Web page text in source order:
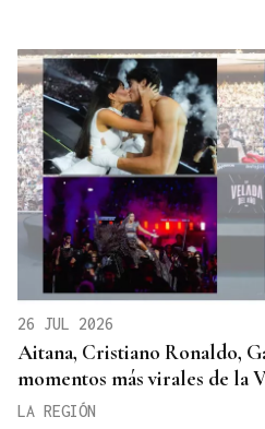
26 JUL 2026
Aitana, Cristiano Ronaldo,
momentos más virales de la
LA REGIÓN